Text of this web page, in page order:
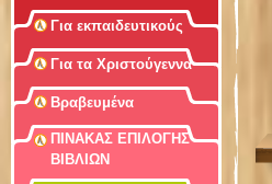
Για εκπαιδευτικούς
Για τα Χριστούγεννα
Βραβευμένα
ΠΙΝΑΚΑΣ ΕΠΙΛΟΓΗΣ
ΒΙΒΛΙΩΝ